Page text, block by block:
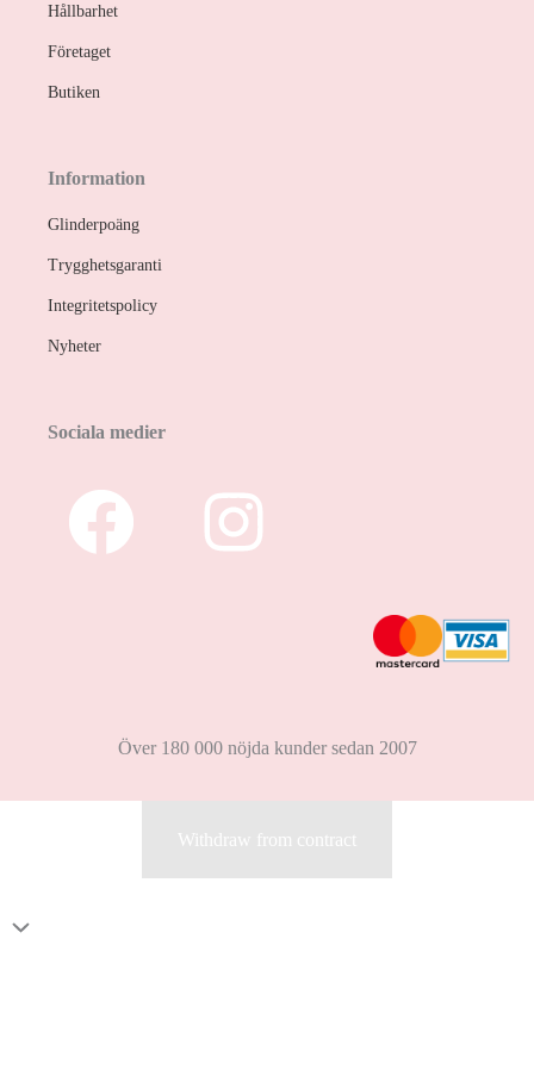
Hållbarhet
Företaget
Butiken
Information
Glinderpoäng
Trygghetsgaranti
Integritetspolicy
Nyheter
Sociala medier
Över 180 000 nöjda kunder sedan 2007
Withdraw from contract